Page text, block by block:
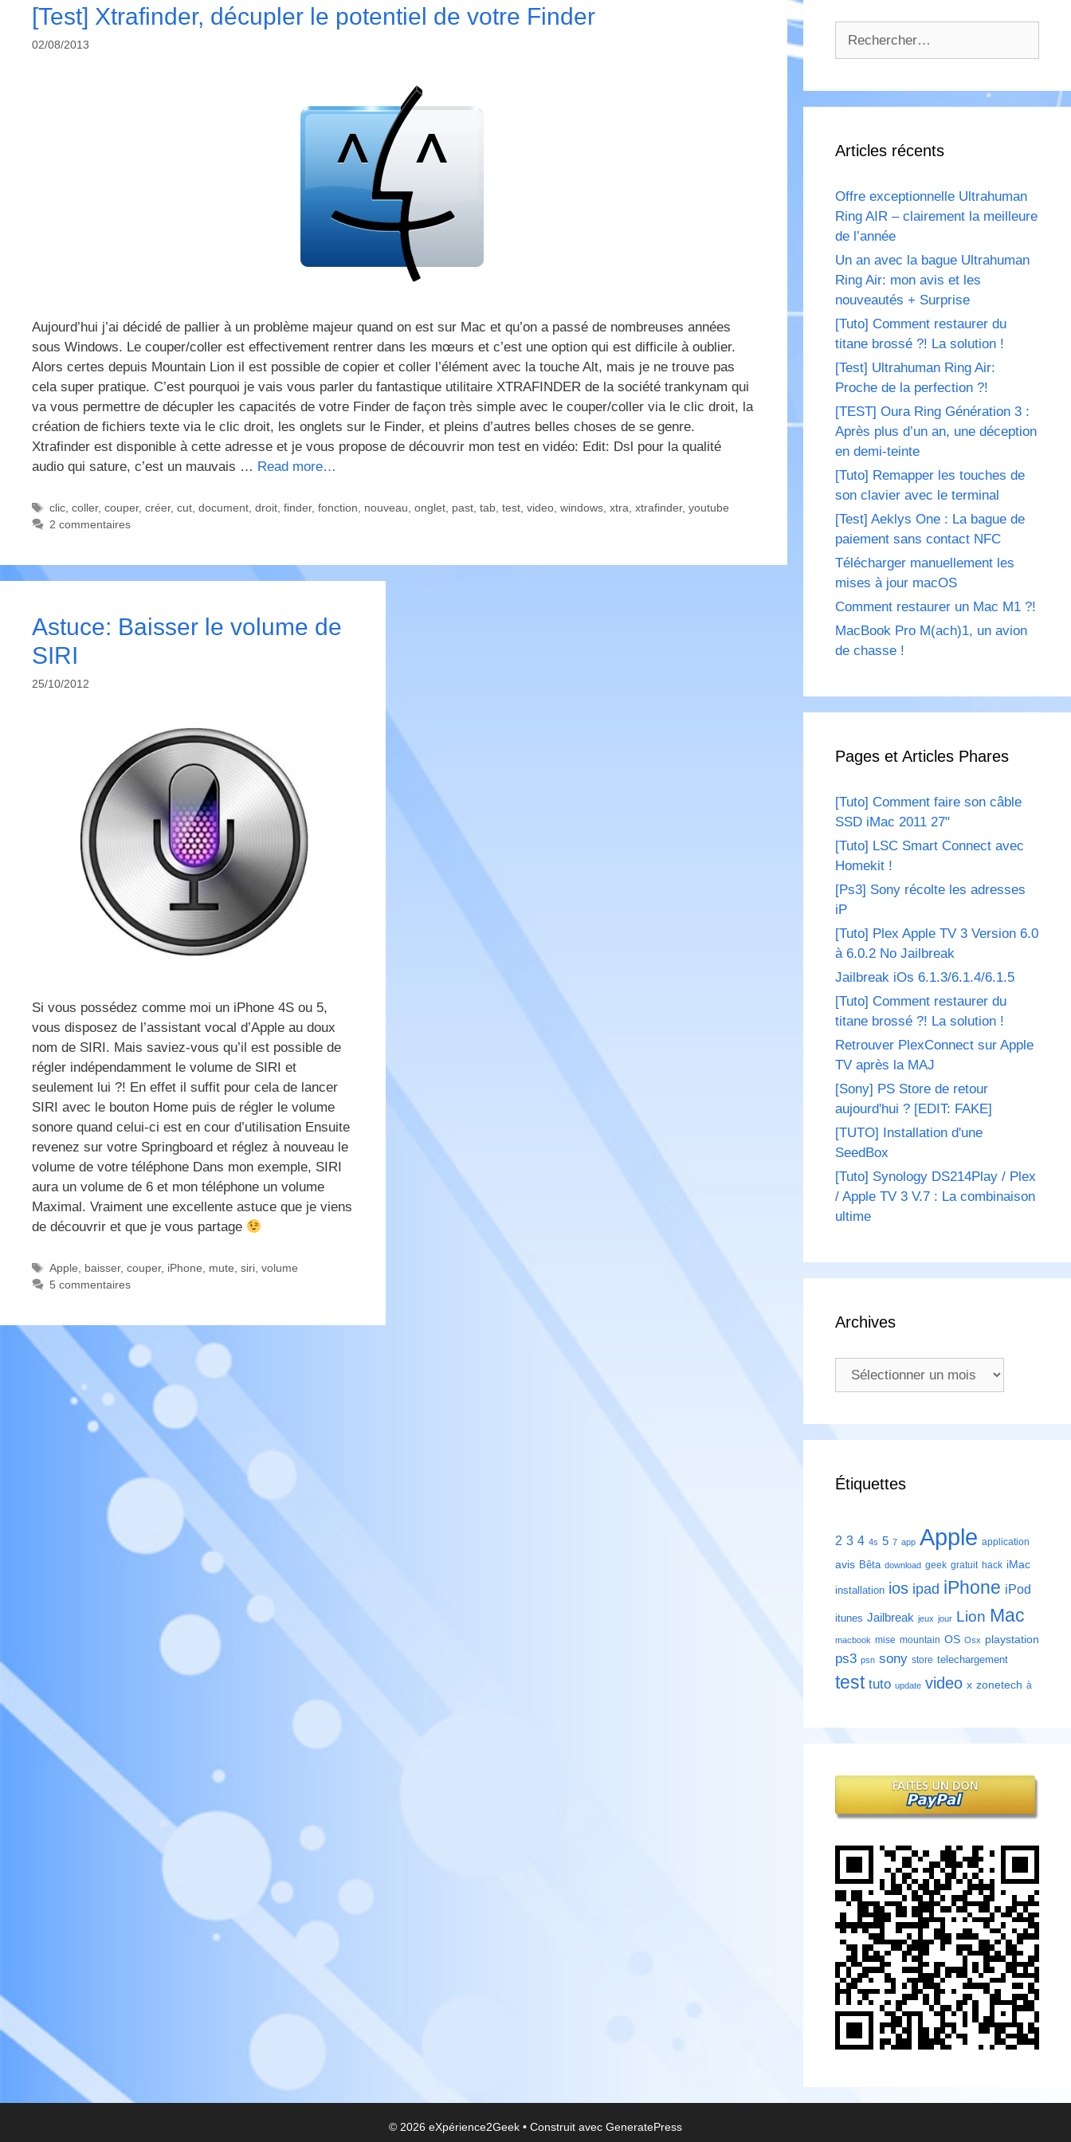
[Test] Xtrafinder, décupler le potentiel de votre Finder
02/08/2013
Aujourd’hui j’ai décidé de pallier à un problème majeur quand on est sur Mac et qu’on a passé de nombreuses années
sous Windows. Le couper/coller est effectivement rentrer dans les mœurs et c’est une option qui est difficile à oublier.
Alors certes depuis Mountain Lion il est possible de copier et coller l’élément avec la touche Alt, mais je ne trouve pas
cela super pratique. C’est pourquoi je vais vous parler du fantastique utilitaire XTRAFINDER de la société trankynam qui
va vous permettre de décupler les capacités de votre Finder de façon très simple avec le couper/coller via le clic droit, la
création de fichiers texte via le clic droit, les onglets sur le Finder, et pleins d’autres belles choses de se genre.
Xtrafinder est disponible à cette adresse et je vous propose de découvrir mon test en vidéo: Edit: Dsl pour la qualité
audio qui sature, c’est un mauvais … Read more…
Étiquettes
clic, coller, couper, créer, cut, document, droit, finder, fonction, nouveau, onglet, past, tab, test, video, windows, xtra, xtrafinder, youtube
2 commentaires
Astuce: Baisser le volume de
SIRI
25/10/2012
Si vous possédez comme moi un iPhone 4S ou 5,
vous disposez de l’assistant vocal d’Apple au doux
nom de SIRI. Mais saviez-vous qu’il est possible de
régler indépendamment le volume de SIRI et
seulement lui ?! En effet il suffit pour cela de lancer
SIRI avec le bouton Home puis de régler le volume
sonore quand celui-ci est en cour d’utilisation Ensuite
revenez sur votre Springboard et réglez à nouveau le
volume de votre téléphone Dans mon exemple, SIRI
aura un volume de 6 et mon téléphone un volume
Maximal. Vraiment une excellente astuce que je viens
de découvrir et que je vous partage
Étiquettes
Apple, baisser, couper, iPhone, mute, siri, volume
5 commentaires
Articles récents
Offre exceptionnelle Ultrahuman
Ring AIR – clairement la meilleure
de l’année
Un an avec la bague Ultrahuman
Ring Air: mon avis et les
nouveautés + Surprise
[Tuto] Comment restaurer du
titane brossé ?! La solution !
[Test] Ultrahuman Ring Air:
Proche de la perfection ?!
[TEST] Oura Ring Génération 3 :
Après plus d’un an, une déception
en demi-teinte
[Tuto] Remapper les touches de
son clavier avec le terminal
[Test] Aeklys One : La bague de
paiement sans contact NFC
Télécharger manuellement les
mises à jour macOS
Comment restaurer un Mac M1 ?!
MacBook Pro M(ach)1, un avion
de chasse !
Pages et Articles Phares
[Tuto] Comment faire son câble
SSD iMac 2011 27"
[Tuto] LSC Smart Connect avec
Homekit !
[Ps3] Sony récolte les adresses
iP
[Tuto] Plex Apple TV 3 Version 6.0
à 6.0.2 No Jailbreak
Jailbreak iOs 6.1.3/6.1.4/6.1.5
[Tuto] Comment restaurer du
titane brossé ?! La solution !
Retrouver PlexConnect sur Apple
TV après la MAJ
[Sony] PS Store de retour
aujourd'hui ? [EDIT: FAKE]
[TUTO] Installation d'une
SeedBox
[Tuto] Synology DS214Play / Plex
/ Apple TV 3 V.7 : La combinaison
ultime
Archives
Archives
Étiquettes
2 3 4 4s 5 7 app Apple application
avis Bêta download geek gratuit hack iMac
installation ios ipad iPhone iPod
itunes Jailbreak jeux jour Lion Mac
macbook mise mountain OS Osx playstation
ps3 psn sony store telechargement
test tuto update video x zonetech à
© 2026 eXpérience2Geek • Construit avec GeneratePress